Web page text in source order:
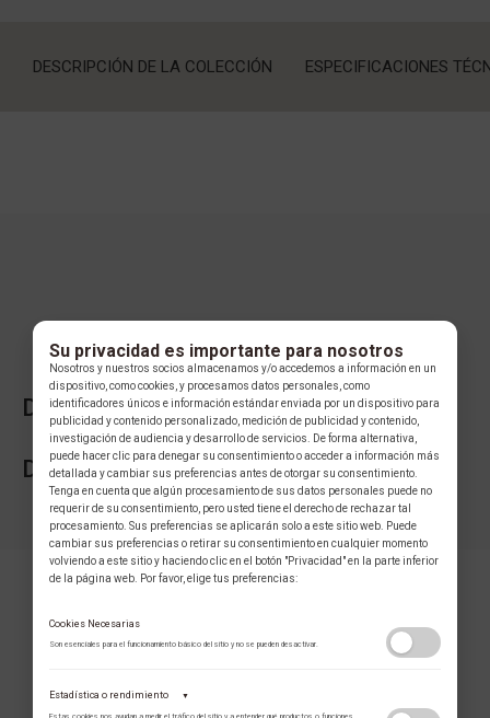
DESCRIPCIÓN DE LA COLECCIÓN ESPECIFICACIONES
DESCRIPCIÓN DE LA COLECCIÓN
DESCRIPCIÓN DE LA MARCA
Su privacidad es importante para nosotros
Nosotros y nuestros socios almacenamos y/o accedemos a información en un
dispositivo, como cookies, y procesamos datos personales, como
identificadores únicos e información estándar enviada por un dispositivo para
publicidad y contenido personalizado, medición de publicidad y contenido,
investigación de audiencia y desarrollo de servicios. De forma alternativa,
puede hacer clic para denegar su consentimiento o acceder a información más
detallada y cambiar sus preferencias antes de otorgar su consentimiento.
Tenga en cuenta que algún procesamiento de sus datos personales puede no
requerir de su consentimiento, pero usted tiene el derecho de rechazar tal
procesamiento. Sus preferencias se aplicarán solo a este sitio web. Puede
cambiar sus preferencias o retirar su consentimiento en cualquier momento
volviendo a este sitio y haciendo clic en el botón "Privacidad" en la parte inferior
de la página web. Por favor, elige tus preferencias:
Cookies Necesarias
Son esenciales para el funcionamiento básico del sitio y no se pueden desactivar.
Estadística o rendimiento ▼